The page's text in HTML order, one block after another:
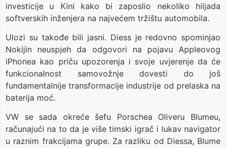
investicije u Kini kako bi zaposlio nekoliko hiljada
softverskih inženjera na najvećem tržištu automobila.
Ulozi su takođe bili jasni. Diess je redovno spominjao
Nokijin neuspjeh da odgovori na pojavu Appleovog
iPhonea kao priču upozorenja i svoje uvjerenje da će
funkcionalnost samovožnje dovesti do još
fundamentalnije transformacije industrije od prelaska na
baterija moć.
VW se sada okreće šefu Porschea Oliveru Blumeu,
računajući na to da je više timski igrač i lukav navigator
u raznim frakcijama grupe. Za razliku od Diessa, Blume